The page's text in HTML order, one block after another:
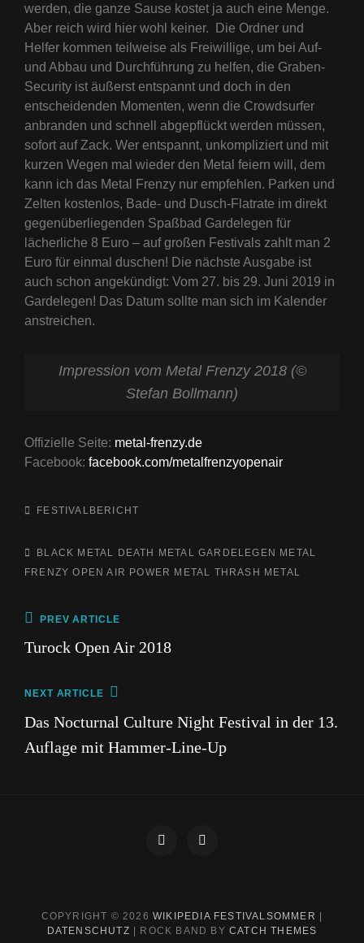
werden, die ganze Sause kostet ja auch eine Menge.
Aber reich wird hier wohl keiner. Die Ordner und
Helfer kommen teilweise als Freiwillige, um bei Auf-
und Abbau und Durchführung zu helfen, die Graben-
Security ist äußerst entspannt und doch in den
entscheidenden Momenten, wenn die Crowdsurfer
anbranden und schnell abgepflückt werden müssen,
sofort auf Zack. Wer entspannt, unkompliziert und mit
kurzen Wegen mal wieder den Metal feiern will, dem
kann ich das Metal Frenzy nur empfehlen. Parken und
Zelten kostenlos, Bade- und Dusch-Flatrate im direkt
gegenüberliegenden Spaßbad Gardelegen für
lächerliche 8 Euro – auf großen Festivals zahlt man 2
Euro für einmal duschen! Die nächste Ausgabe ist
auch schon angekündigt: Vom 27. bis 29. Juni 2019 in
Gardelegen! Das Datum sollte man sich im Kalender
anstreichen.
Impression vom Metal Frenzy 2018 (©
Stefan Bollmann)
Offizielle Seite: metal-frenzy.de
Facebook: facebook.com/metalfrenzyopenair
CATEGORIES
FESTIVALBERICHT
TAGS,
BLACK METAL DEATH METAL GARDELEGEN
METAL
FRENZY OPEN AIR POWER METAL THRASH METAL
Beitragsnavigation
Previous
PREV ARTICLE
Turock Open Air 2018
Next
NEXT ARTICLE
Das Nocturnal Culture Night Festival in der 13.
Auflage mit Hammer-Line-Up
Impressum
COPYRIGHT © 2026WIKIPEDIA FESTIVALSOMMER
DATENSCHUTZ
ROCK BAND BY CATCH THEMES